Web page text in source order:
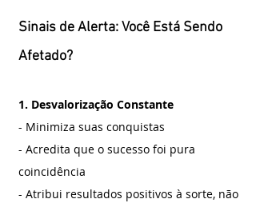
Sinais de Alerta: Você Está Sendo
Afetado?
1. Desvalorização Constante
- Minimiza suas conquistas
- Acredita que o sucesso foi pura
coincidência
- Atribui resultados positivos à sorte, não